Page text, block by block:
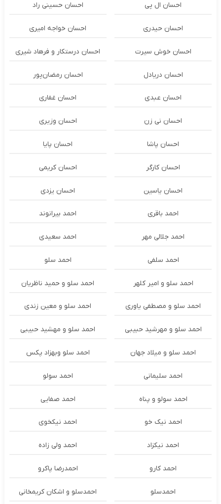
احسان ال پی احسان حسینی راد
احسان حیدری احسان خواجه امیری
احسان خوش سیرت احسان درستكار و فرهاد شيرى
احسان دریادل احسان رمضان‌پور
احسان عبدی احسان غفاری
احسان نی زن احسان وزیری
احسان پاشا احسان پایا
احسان کارگر احسان کریمی
احسان یاسین احسان یزدی
احمد باقری احمد بیرانوند
احمد جلالی مهر احمد سعیدی
احمد سلفی احمد سلو
احمد سلو و امیر کلهر احمد سلو و حمید ناظریان
احمد سلو و مصطفی یاوری احمد سلو و معین زندی
احمد سلو و مهرشید حبیبی احمد سلو و مهشید حبیبی
احمد سلو و میلاد جهان احمد سلو وبهزاد پکس
احمد سلیمانی احمد سولو
احمد سولو و پناه احمد صفایی
احمد نیک خو احمد نیکخوی
احمد نیکزاد احمد ولی زاده
احمد کارو احمدرضا پاکرو
احمدسلو احمدسلو و اشکان کریمخانی